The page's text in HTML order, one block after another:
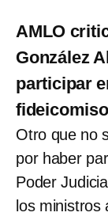
AMLO
González
participar
Otro que no
por haber
Poder
los